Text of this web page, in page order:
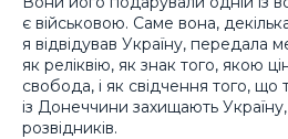
є військовою. Саме вона,
я відвідував Україну, передала
як реліквію, як знак того, якою
свобода, і як свідчення того, що
із Донеччини захищають
розвідників.